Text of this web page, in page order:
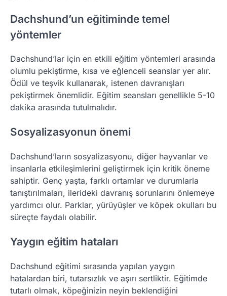
Dachshund’un eğitiminde temel
yöntemler
Dachshund’lar için en etkili eğitim yöntemleri arasında
olumlu pekiştirme, kısa ve eğlenceli seanslar yer alır.
Ödül ve teşvik kullanarak, istenen davranışları
pekiştirmek önemlidir. Eğitim seansları genellikle 5-10
dakika arasında tutulmalıdır.
Sosyalizasyonun önemi
Dachshund’ların sosyalizasyonu, diğer hayvanlar ve
insanlarla etkileşimlerini geliştirmek için kritik öneme
sahiptir. Genç yaşta, farklı ortamlar ve durumlarla
tanıştırılmaları, ilerideki davranış sorunlarını önlemeye
yardımcı olur. Parklar, yürüyüşler ve köpek okulları bu
süreçte faydalı olabilir.
Yaygın eğitim hataları
Dachshund eğitimi sırasında yapılan yaygın
hatalardan biri, tutarsızlık ve aşırı sertliktir. Eğitimde
tutarlı olmak, köpeğinizin neyin beklendiğini